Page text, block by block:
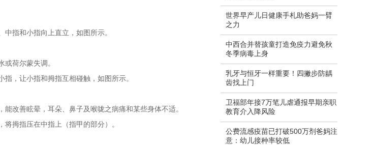
指和小指向上直立，如图所示。
荷尔蒙失调。
，让小指和拇指互相碰触，如图所示。
改善眩晕，耳朵、鼻子及喉咙之病痛和某些身体不适。
拇指压在中指上（指甲的部分）。
世界早产儿日健康手札助爸妈一臂
之力
中西合并替孩童打造免疫力避免秋
冬季病毒上身
乳牙与恒牙一样重要！四撇步防龋
齿找上门
卫福部年接7万笔儿虐通报早期亲职
教育介入降风险
公费流感疫苗已打破500万剂爸妈注
意：幼儿接种率较低